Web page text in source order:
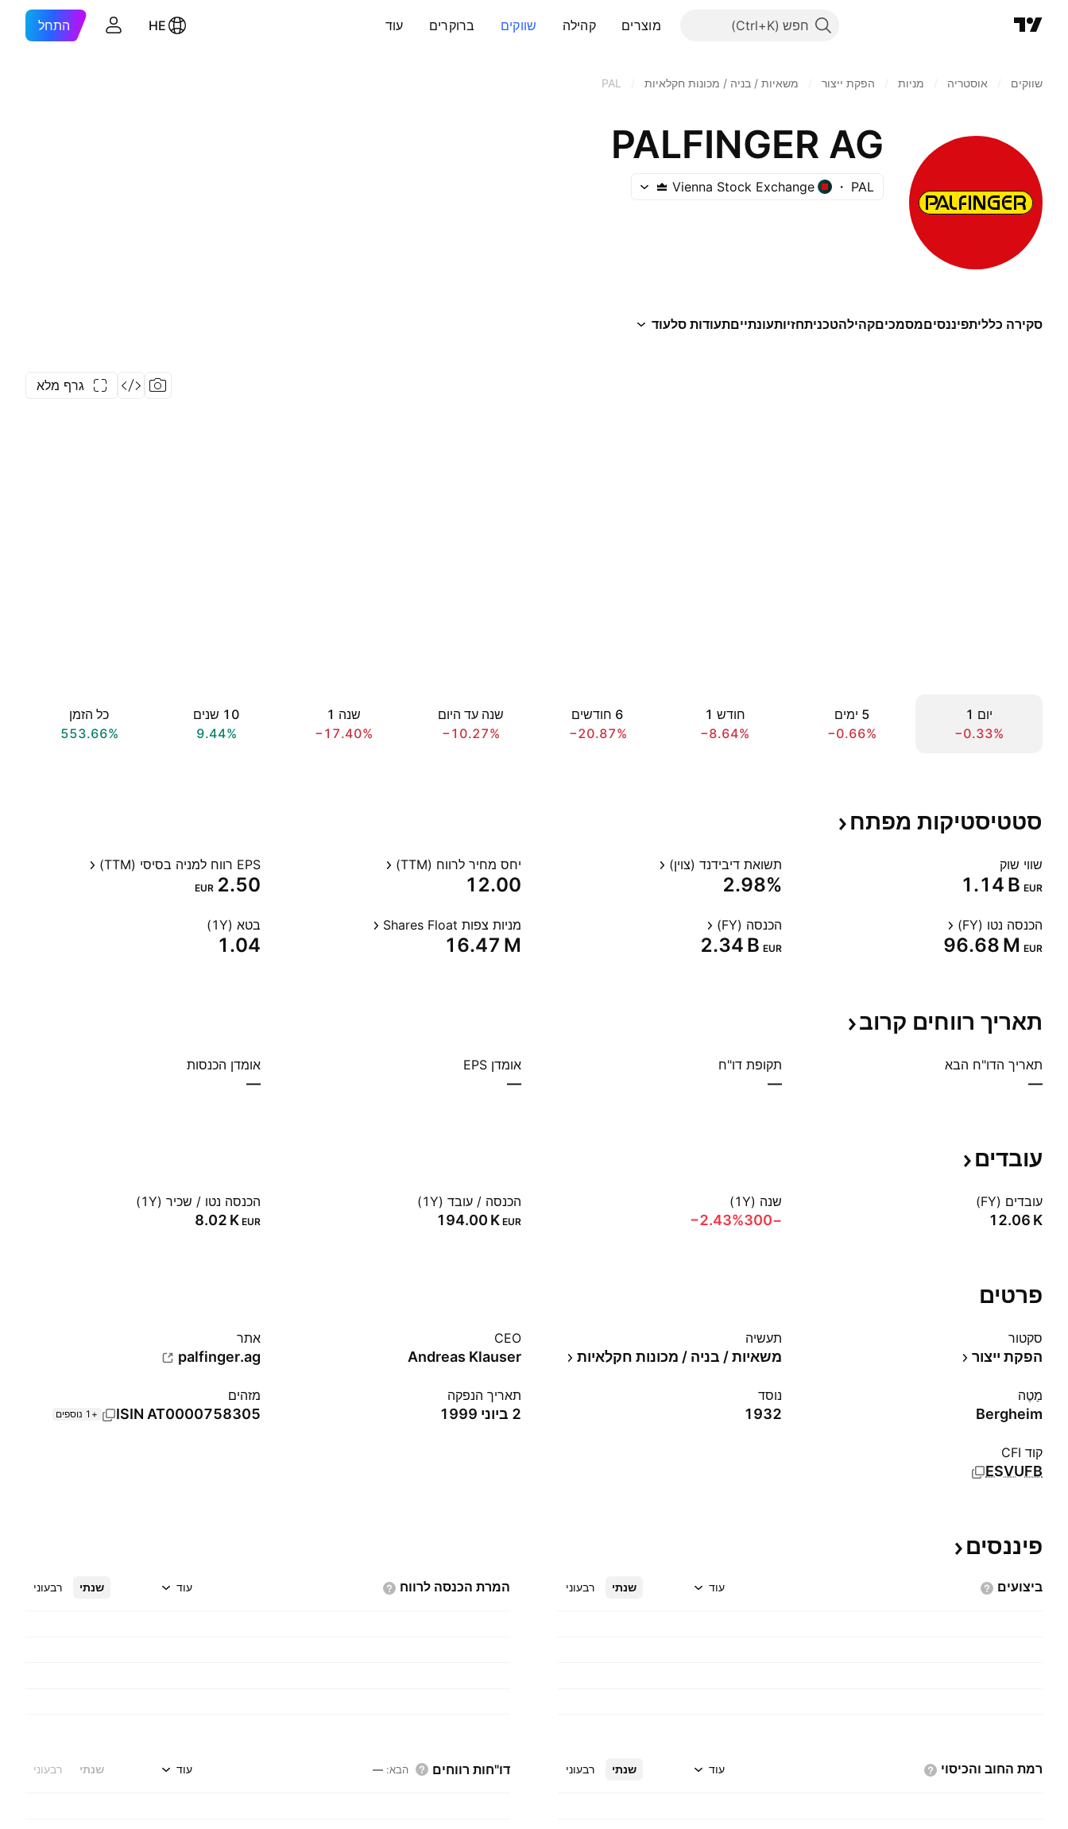
חפש מוצרים קהילה שווקים ברוקרים עוד HE התחל
שווקים אוסטריה מניות‏ הפקת ייצור משאיות / בניה / מכונות חקלאיות PAL
PALFINGER AG
PAL
Vienna Stock Exchange
סקירה כלליתפיננסיםמסמכיםקהילהטכניתחזיותעונתייםתעודות סלעוד
גרף מלא
יום ‎1‎
−0.33%
‎5‎ ימים
−0.66%
חודש ‎1‎
−8.64%
‎6‎ חודשים
−20.87%
שנה עד היום
−10.27%
שנה ‎1‎
−17.40%
‎10‎ שנים
9.44%
כל הזמן
553.66%
סטטיסטיקות מפתח
שווי שוק
‪1.14 B‬ EUR
תשואת דיבידנד (צוין)
2.98%
יחס מחיר לרווח (TTM)
12.00
EPS רווח למניה בסיסי (TTM)
2.50
EUR
הכנסה נטו (FY)
‪96.68 M‬ EUR
הכנסה (FY)
‪2.34 B‬ EUR
מניות צפות Shares Float
‪16.47 M‬
בטא (1Y)
1.04
תאריך רווחים קרוב
תאריך הדו"ח הבא
—
תקופת דו"ח
—
אומדן EPS
—
אומדן הכנסות
—
עובדים
עובדים (FY)
‪12.06 K‬
שנה (1Y)
−300
‪−2.43%‬
הכנסה / עובד (1Y)
‪194.00 K‬ EUR
הכנסה נטו / שכיר (1Y)
‪8.02 K‬ EUR
פרטים
סקטור
הפקת ייצור
תעשיה
משאיות / בניה / מכונות חקלאיות
CEO
Andreas Klauser
אתר‏
palfinger.ag
מַטֶה
Bergheim
נוסד
1932
תאריך הנפקה
2 ביוני 1999
מזהים
ISIN AT0000758305 +1 נוספים
קוד CFI
ESVUFB
פיננסים
ביצועים שנתי רבעוני עוד המרת הכנסה לרווח שנתי רבעוני עוד
רמת החוב והכיסוי שנתי רבעוני עוד דו"חות רווחים הבא:
— שנתי רבעוני עוד